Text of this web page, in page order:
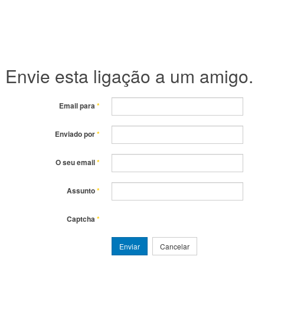
Envie esta ligação a um amigo.
Email para*
Enviado por*
O seu email*
Assunto*
Captcha*
Enviar Cancelar